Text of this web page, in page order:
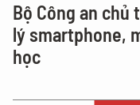
Bộ Công an chủ
lý smartphone,
học